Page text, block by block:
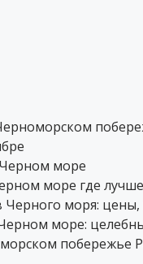
море
море где
моря:
море:
побережье